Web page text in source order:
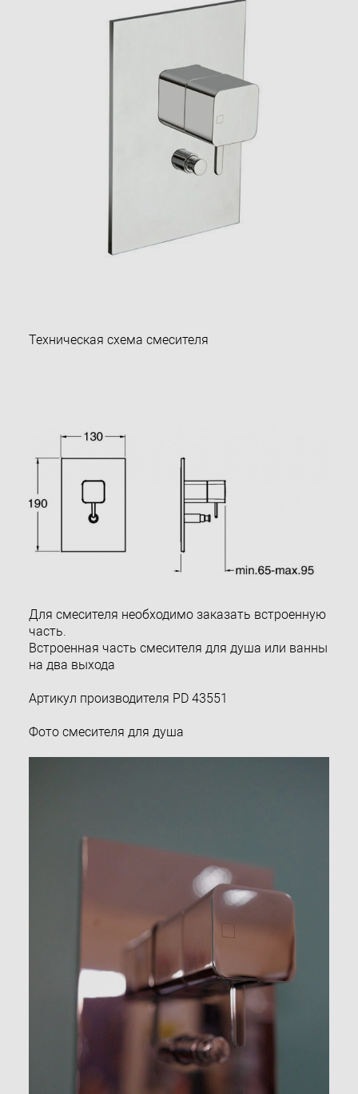
Техническая схема смесителя
Для смесителя необходимо заказать встроенную
часть.
Встроенная часть смесителя для душа или ванны
на два выхода
Артикул производителя PD 43551
Фото смесителя для душа